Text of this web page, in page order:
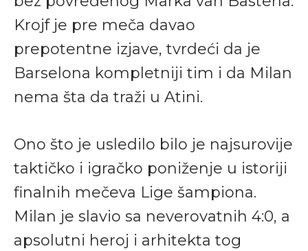
Krojf je pre meča davao
prepotentne izjave, tvrdeći da je
Barselona kompletniji tim i da Milan
nema šta da traži u Atini.
Ono što je usledilo bilo je najsurovije
taktičko i igračko poniženje u istoriji
finalnih mečeva Lige šampiona.
Milan je slavio sa neverovatnih 4:0, a
apsolutni heroj i arhitekta tog